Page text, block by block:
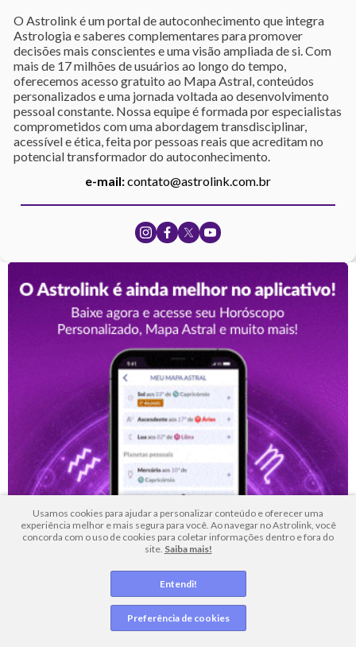
Usamos cookies para ajudar a personalizar conteúdo e oferecer uma
experiência melhor e mais segura para você. Ao navegar no Astrolink, você
concorda com o uso de cookies para coletar informações dentro e fora do
site. Saiba mais!
Entendi!
Preferência de cookies
O Astrolink é um portal de autoconhecimento que integra
Astrologia e saberes complementares para promover
decisões mais conscientes e uma visão ampliada de si. Com
mais de 17 milhões de usuários ao longo do tempo,
oferecemos acesso gratuito ao Mapa Astral, conteúdos
personalizados e uma jornada voltada ao desenvolvimento
pessoal constante. Nossa equipe é formada por especialistas
comprometidos com uma abordagem transdisciplinar,
acessível e ética, feita por pessoas reais que acreditam no
potencial transformador do autoconhecimento.
e-mail:contato@astrolink.com.br